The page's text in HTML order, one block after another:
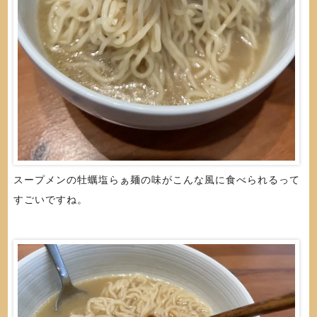
スープメンの牡蠣塩らぁ麺の味がこんな風に食べられるって
すごいですね。